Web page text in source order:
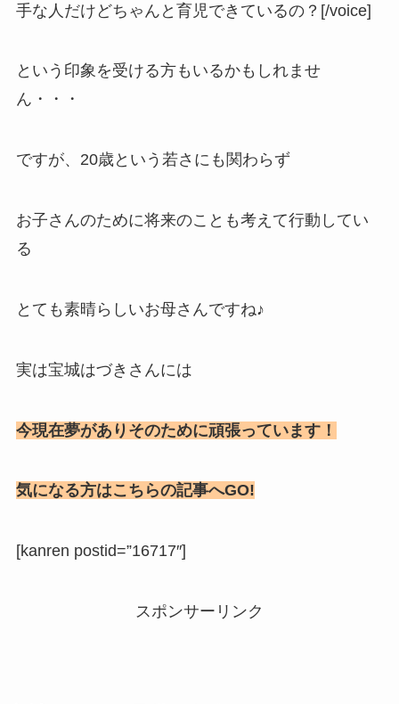
手な人だけどちゃんと育児できているの？[/voice]
という印象を受ける方もいるかもしれませ
ん・・・
ですが、20歳という若さにも関わらず
お子さんのために将来のことも考えて行動してい
る
とても素晴らしいお母さんですね♪
実は宝城はづきさんには
今現在夢がありそのために頑張っています！
気になる方はこちらの記事へGO!
[kanren postid=”16717″]
スポンサーリンク